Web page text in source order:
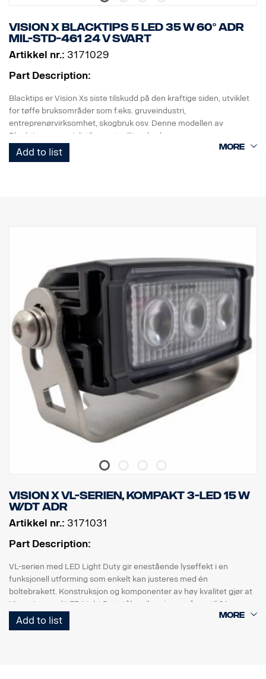
Vision X BLACKTIPS 5 LED 35 W 60° ADR
MIL-STD-461 24 V SVART
Artikkel nr.: 3171029
Part Description:
Blacktips er Vision Xs siste tilskudd på den kraftige siden, utviklet
for tøffe bruksområder som f.eks. gruveindustri,
entreprenørvirksomhet, skogbruk osv. Denne modellen av
Blacktips er spesielt tilpasset militær bruk.
Blacktips bruker den nyeste generasjonen av dioder som gir opptil
80–90 lumen per watt, noe som for øyeblikket er den høyeste
LED: 5 x 7W Cree, Lysfargetemperatur: 6000 K
Effektiv lumen: 3305, Rålumen: 4000
Spenning: 24 V, Strømforbruk: 1,46 A @ 24 V
Watt: 35 W, Kontakt: Deutsch DT04-2P
Festetype: Dreietapp og enkeltbolt
Vekt:1 kg, Bredde:116 mm, Høyde:100 mm, Dybde:75 mm
IP-klasse: IP69K, Vibrasjonsklasse 21,2 Grms
EMC-godkjenning: Militær standard 461F, MIL-STD-461
ADR-klassifisert, CE-godkjent
Linsemateriale: Polykarbonat, Husmateriale: Aluminium
Belegg på lampehus: Korrosjonsbeskyttelse av marin kvalitet
Lysmønster: 60° WideFlood
Add to list
Vision X VL-serien, kompakt 3-LED 15 W
W/DT ADR
Artikkel nr.: 3171031
Part Description:
VL-serien med LED Light Duty gir enestående lyseffekt i en
funksjonell utforming som enkelt kan justeres med én
boltebrakett. Konstruksjon og komponenter av høy kvalitet gjør at
VL-serien med LED Light Duty tåler vibrasjoner på opptil 21 grms.
Innebygd beskyttelse mot omvendt polaritet bidrar til å forhindre
utilsiktet skade forårsaket av feil installasjon.
Add to list